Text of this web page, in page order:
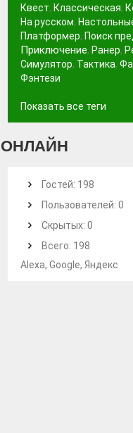
Квест, Классическая,
На русском,
Платформер, Поиск
Приключение, Ранер,
Симулятор, Тактика,
Фэнтези
Показать все теги
ОНЛАЙН
Гостей: 198
Пользователей: 0
Скрытых: 0
Всего: 198
Alexa, Google, Яндекс